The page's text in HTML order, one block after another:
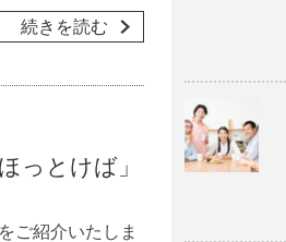
続きを読む
っとけば」
ご紹介いたしま